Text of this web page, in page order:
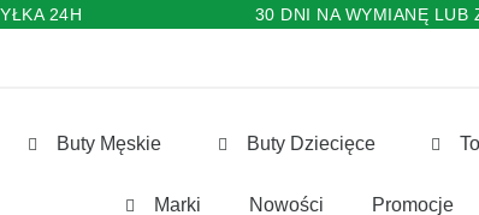
24H 30 DNI NA WYMIANĘ LUB
Buty Męskie Buty Dziecięce
Marki Nowości Promocje